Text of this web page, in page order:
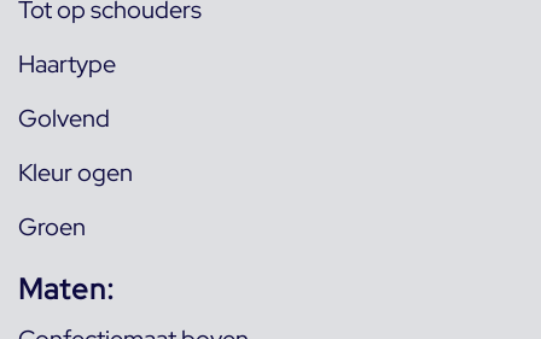
Tot op schouders
Haartype
Golvend
Kleur ogen
Groen
Maten: